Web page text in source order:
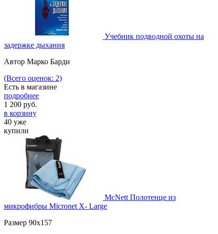
Учебник подводной охоты на
задержке дыхания
Автор Марко Барди
(Всего оценок: 2)
Есть в магазине
подробнее
1 200 руб.
в корзину
40 уже
купили
McNett Полотенце из
микрофибры Micronet X- Large
Размер 90х157